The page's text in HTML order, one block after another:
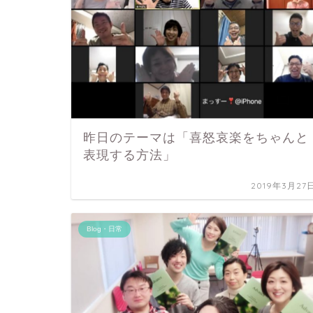
昨日のテーマは「喜怒哀楽をちゃんと
表現する方法」
2019年3月27
Blog・日常